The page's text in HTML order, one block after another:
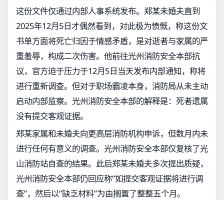
这份文件仅通过内部人事系统发布。郑某未婚夫直到
2025年12月5日才偶然看到，对此极为愤慨，称这份文
书单方面将死亡归因于情感矛盾，是对逝者与家属的严
重羞辱，构成二次伤害。他前往光州消防安全本部抗
议，官方迫于压力于12月5日当天发布内部通知，称将
进行重新调查。但对于职场霸凌本身，消防局从未主动
启动内部监察。光州消防安全本部的解释是：死者遗属
没有提交客观证据。
郑某家属和未婚夫向更高层消防机构申诉，但数月内未
进行任何有意义的调查。光州消防安全本部仅复核了光
山消防站自查的结果。此后郑某未婚夫多次提出质疑，
光州消防安全本部仍回应称“如提交客观证据将进行调
查”，然后以“缺乏材料”为由搁置了整整五个月。